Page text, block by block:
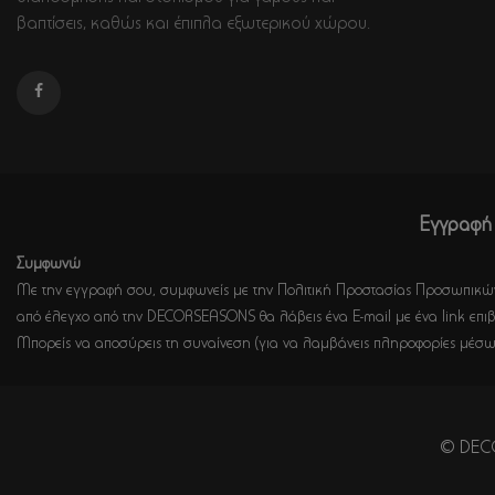
βαπτίσεις, καθώς και έπιπλα εξωτερικού χώρου.
Συμφωνώ
Με την εγγραφή σου, συμφωνείς με την Πολιτική Προστασίας
από έλεγχο από την DECORSEASONS θα λάβεις ένα E-mail με ένα link
Μπορείς να αποσύρεις τη συναίνεση (για να λαμβάνεις πληροφορίες
©